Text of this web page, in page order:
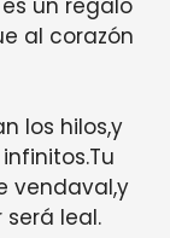
al corazón
los hilos,y
vendaval,y
leal.